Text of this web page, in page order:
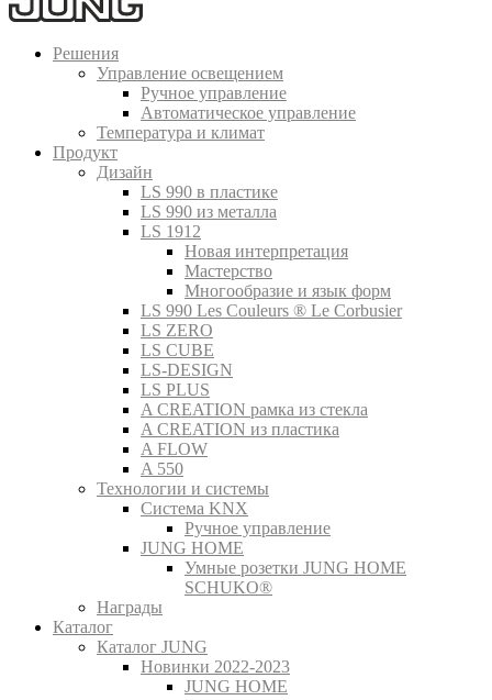
Решения
Управление освещением
Ручное управление
Автоматическое управление
Температура и климат
Продукт
Дизайн
LS 990 в пластике
LS 990 из металла
LS 1912
Новая интерпретация
Мастерство
Многообразие и язык форм
LS 990 Les Couleurs ® Le Corbusier
LS ZERO
LS CUBE
LS-DESIGN
LS PLUS
A CREATION рамка из стекла
A CREATION из пластика
A FLOW
A 550
Технологии и системы
Система KNX
Ручное управление
JUNG HOME
Умные розетки JUNG HOME
SCHUKO®
Награды
Каталог
Каталог JUNG
Новинки 2022-2023
JUNG HOME